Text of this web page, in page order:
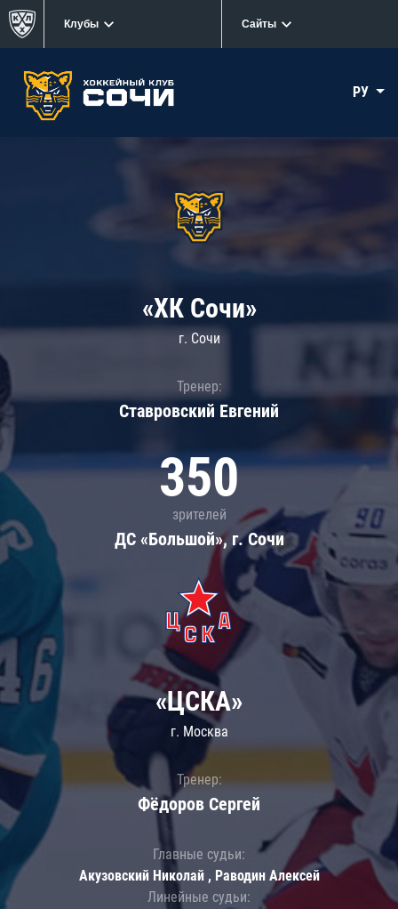
Клубы Сайты
РУ
«ХК Сочи»
г. Сочи
Тренер:
Ставровский Евгений
350
зрителей
ДС «Большой», г. Сочи
«ЦСКА»
г. Москва
Тренер:
Фёдоров Сергей
Главные судьи:
Акузовский Николай , Раводин Алексей
Линейные судьи: